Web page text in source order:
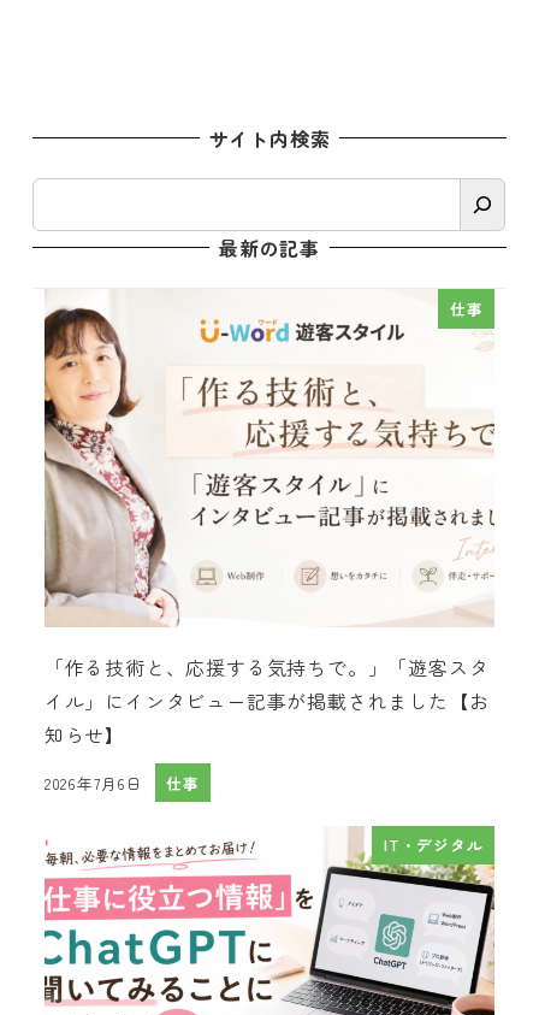
サイト内検索
検
索
最新の記事
仕事
「作る技術と、応援する気持ちで。」「遊客スタ
イル」にインタビュー記事が掲載されました【お
知らせ】
投稿日
2026年7月6日 仕事
IT・デジタル